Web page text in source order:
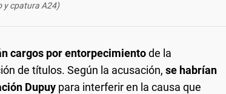
y cpatura A24)
cargos por entorpecimientode la
de títulos. Según la acusación, se habrían
Dupuy para interferir en la causa que